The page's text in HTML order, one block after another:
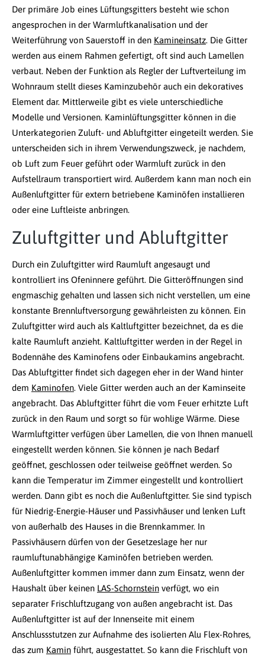
Der primäre Job eines Lüftungsgitters besteht wie schon
angesprochen in der Warmluftkanalisation und der
Weiterführung von Sauerstoff in den Kamineinsatz. Die Gitter
werden aus einem Rahmen gefertigt, oft sind auch Lamellen
verbaut. Neben der Funktion als Regler der Luftverteilung im
Wohnraum stellt dieses Kaminzubehör auch ein dekoratives
Element dar. Mittlerweile gibt es viele unterschiedliche
Modelle und Versionen. Kaminlüftungsgitter können in die
Unterkategorien Zuluft- und Abluftgitter eingeteilt werden. Sie
unterscheiden sich in ihrem Verwendungszweck, je nachdem,
ob Luft zum Feuer geführt oder Warmluft zurück in den
Aufstellraum transportiert wird. Außerdem kann man noch ein
Außenluftgitter für extern betriebene Kaminöfen installieren
oder eine Luftleiste anbringen.
Zuluftgitter und Abluftgitter
Durch ein Zuluftgitter wird Raumluft angesaugt und
kontrolliert ins Ofeninnere geführt. Die Gitteröffnungen sind
engmaschig gehalten und lassen sich nicht verstellen, um eine
konstante Brennluftversorgung gewährleisten zu können. Ein
Zuluftgitter wird auch als Kaltluftgitter bezeichnet, da es die
kalte Raumluft anzieht. Kaltluftgitter werden in der Regel in
Bodennähe des Kaminofens oder Einbaukamins angebracht.
Das Abluftgitter findet sich dagegen eher in der Wand hinter
dem Kaminofen. Viele Gitter werden auch an der Kaminseite
angebracht. Das Abluftgitter führt die vom Feuer erhitzte Luft
zurück in den Raum und sorgt so für wohlige Wärme. Diese
Warmluftgitter verfügen über Lamellen, die von Ihnen manuell
eingestellt werden können. Sie können je nach Bedarf
geöffnet, geschlossen oder teilweise geöffnet werden. So
kann die Temperatur im Zimmer eingestellt und kontrolliert
werden. Dann gibt es noch die Außenluftgitter. Sie sind typisch
für Niedrig-Energie-Häuser und Passivhäuser und lenken Luft
von außerhalb des Hauses in die Brennkammer. In
Passivhäusern dürfen von der Gesetzeslage her nur
raumluftunabhängige Kaminöfen betrieben werden.
Außenluftgitter kommen immer dann zum Einsatz, wenn der
Haushalt über keinen LAS-Schornstein verfügt, wo ein
separater Frischluftzugang von außen angebracht ist. Das
Außenluftgitter ist auf der Innenseite mit einem
Anschlussstutzen zur Aufnahme des isolierten Alu Flex-Rohres,
das zum Kamin führt, ausgestattet. So kann die Frischluft von